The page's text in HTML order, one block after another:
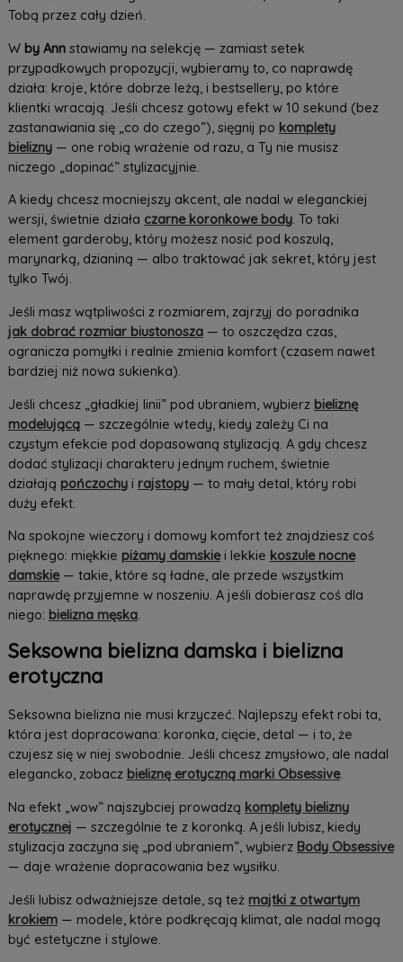
Tobą przez cały dzień.
W by Annstawiamy na selekcję — zamiast setek
przypadkowych propozycji, wybieramy to, co naprawdę
działa: kroje, które dobrze leżą, i bestsellery, po które
klientki wracają. Jeśli chcesz gotowy efekt w 10 sekund (bez
zastanawiania się „co do czego”), sięgnij po komplety
bielizny— one robią wrażenie od razu, a Ty nie musisz
niczego „dopinać” stylizacyjnie.
A kiedy chcesz mocniejszy akcent, ale nadal w eleganckiej
wersji, świetnie działa czarne koronkowe body. To taki
element garderoby, który możesz nosić pod koszulą,
marynarką, dzianiną — albo traktować jak sekret, który jest
tylko Twój.
Jeśli masz wątpliwości z rozmiarem, zajrzyj do poradnika
jak dobrać rozmiar biustonosza— to oszczędza czas,
ogranicza pomyłki i realnie zmienia komfort (czasem nawet
bardziej niż nowa sukienka).
Jeśli chcesz „gładkiej linii” pod ubraniem, wybierz bieliznę
modelującą— szczególnie wtedy, kiedy zależy Ci na
czystym efekcie pod dopasowaną stylizacją. A gdy chcesz
dodać stylizacji charakteru jednym ruchem, świetnie
działają pończochyi rajstopy— to mały detal, który robi
duży efekt.
Na spokojne wieczory i domowy komfort też znajdziesz coś
pięknego: miękkie piżamy damskiei lekkie koszule nocne
damskie— takie, które są ładne, ale przede wszystkim
naprawdę przyjemne w noszeniu. A jeśli dobierasz coś dla
niego: bielizna męska.
Seksowna bielizna damska i bielizna
erotyczna
Seksowna bielizna nie musi krzyczeć. Najlepszy efekt robi ta,
która jest dopracowana: koronka, cięcie, detal — i to, że
czujesz się w niej swobodnie. Jeśli chcesz zmysłowo, ale nadal
elegancko, zobacz bieliznę erotyczną marki Obsessive.
Na efekt „wow” najszybciej prowadzą komplety bielizny
erotycznej — szczególnie te z koronką. A jeśli lubisz, kiedy
stylizacja zaczyna się „pod ubraniem”, wybierz Body Obsessive
— daje wrażenie dopracowania bez wysiłku.
Jeśli lubisz odważniejsze detale, są też majtki z otwartym
krokiem— modele, które podkręcają klimat, ale nadal mogą
być estetyczne i stylowe.